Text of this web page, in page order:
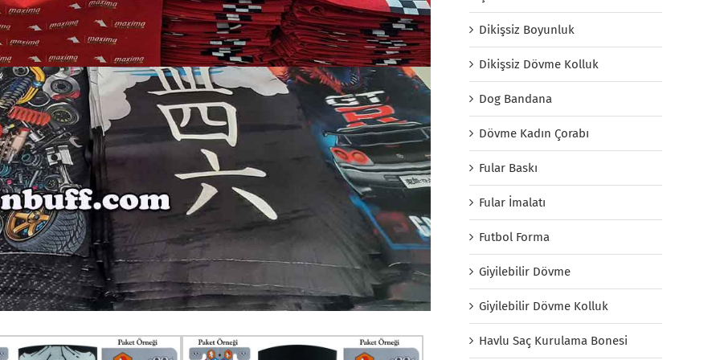
Dikişsiz Boyunluk
Dikişsiz Dövme Kolluk
Dog Bandana
Dövme Kadın Çorabı
Fular Baskı
Fular İmalatı
Futbol Forma
Giyilebilir Dövme
Giyilebilir Dövme Kolluk
Havlu Saç Kurulama Bonesi